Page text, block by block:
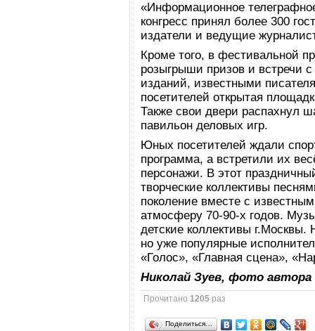
«Информационное
конгресс принял более 300
издатели и ведущие
Кроме того, в фестивальной
розыгрыши призов и встречи
изданий, известными
посетителей открытая
Также свои двери распахнул
павильон деловых игр.
Юных посетителей ждали
программа, а встретили их
персонажи. В этот
творческие коллективы
поколение вместе с
атмосферу 70-90-х годов.
детские коллективы
но уже популярные
«Голос», «Главная сцена»,
Николай Зуев, фото автора
Прочитано1205 раз
Поделиться…